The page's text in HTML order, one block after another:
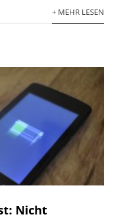
+ MEHR LESEN
Nicht